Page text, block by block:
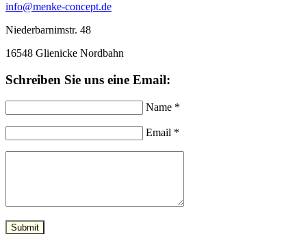
info@menke-concept.de
Niederbarnimstr. 48
16548 Glienicke Nordbahn
Schreiben Sie uns eine Email:
Name *
Email *
Submit